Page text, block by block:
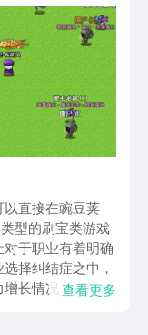
直接在豌豆荚
型的刷宝类游戏
于职业有着明确
择纠结症之中，
长情况，游戏中
查看更多